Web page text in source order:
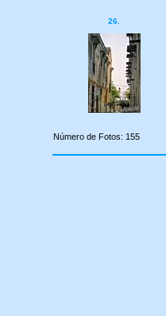
26.
Número de Fotos: 155